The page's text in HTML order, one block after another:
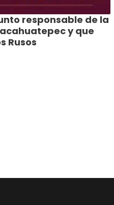
responsable de la
y que
Rusos